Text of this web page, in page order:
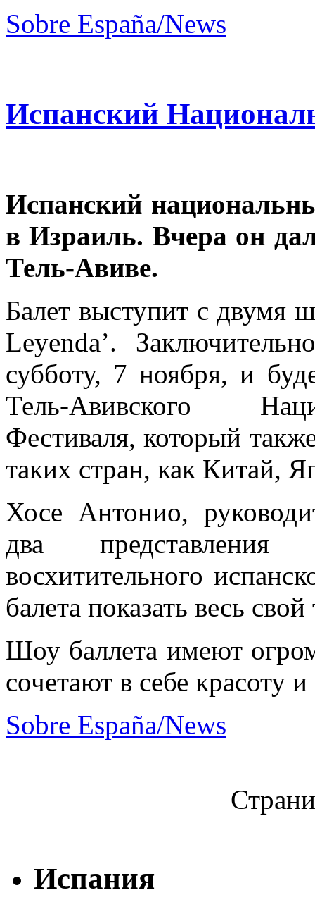
Sobre España/News
Испанский
Испанский
в Израиль. Вчера он
Тель-Авиве.
Балет выступит с двумя
Leyenda’.
субботу, 7 ноября, и
Тель-Авивского
Фестиваля, который
таких стран, как
Хосе Антонио,
два
восхитительного
балета показать весь свой
Шоу баллета имеют
сочетают в себе красоту
Sobre España/News
Испания